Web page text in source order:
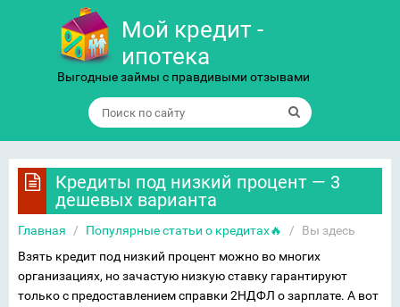
Мой кредит -
ипотека
Выгодные займы с правдивыми отзывами
Кредиты под низкий процент — 3
дешевых варианта
Главная / Популярные статьи о кредитах🔥 /
Вы здесь
Взять кредит под низкий процент можно во многих
организациях, но зачастую низкую ставку гарантируют
только с предоставлением справки 2НДФЛ о зарплате. А вот